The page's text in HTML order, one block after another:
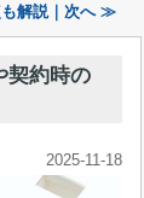
も解説｜次へ ≫
契約時の
2025-11-18